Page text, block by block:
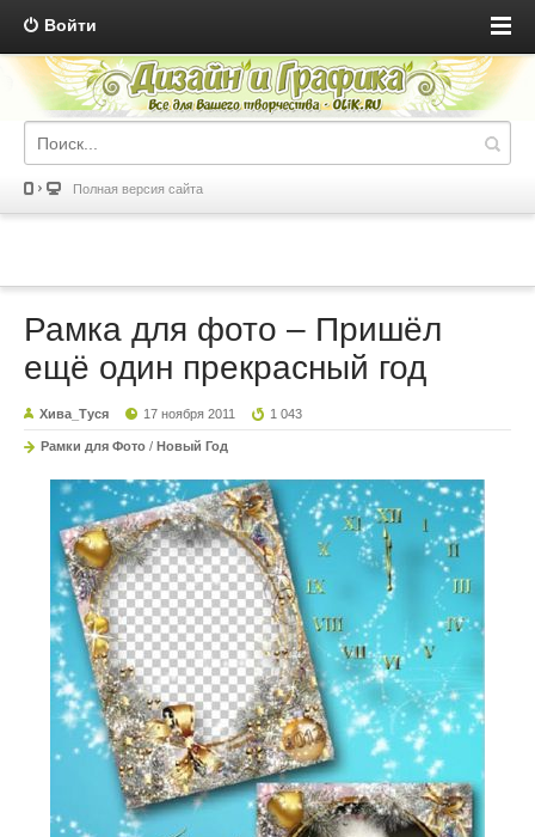
Войти
Полная версия сайта
Рамка для фото – Пришёл
ещё один прекрасный год
Хива_Туся 17 ноября 2011 1 043
Рамки для Фото / Новый Год